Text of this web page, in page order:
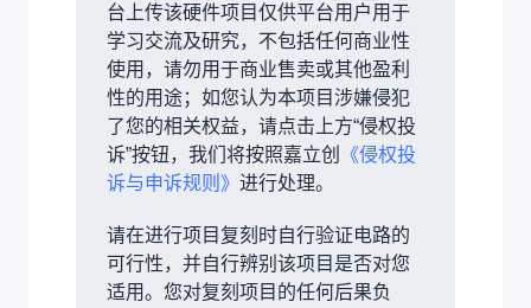
台上传该硬件项目仅供平台用户用于
学习交流及研究，不包括任何商业性
使用，请勿用于商业售卖或其他盈利
性的用途；如您认为本项目涉嫌侵犯
了您的相关权益，请点击上方“侵权投
诉”按钮，我们将按照嘉立创
《侵权投
诉与申诉规则》 进行处理。
请在进行项目复刻时自行验证电路的
可行性，并自行辨别该项目是否对您
适用。您对复刻项目的任何后果负